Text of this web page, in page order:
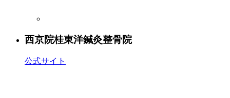
西京院桂東洋鍼灸整骨院
公式サイト